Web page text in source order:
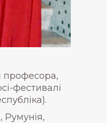
професора,
фестивалі
Румунія,